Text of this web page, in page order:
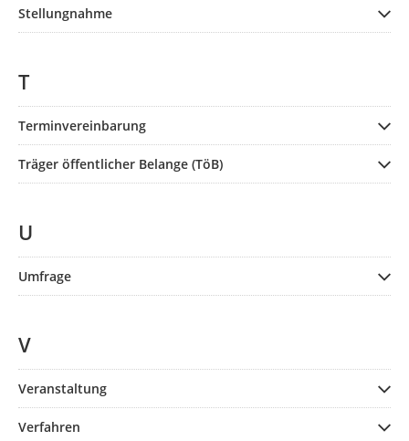
Stellungnahme
T
Terminvereinbarung
Träger öffentlicher Belange (TöB)
U
Umfrage
V
Veranstaltung
Verfahren